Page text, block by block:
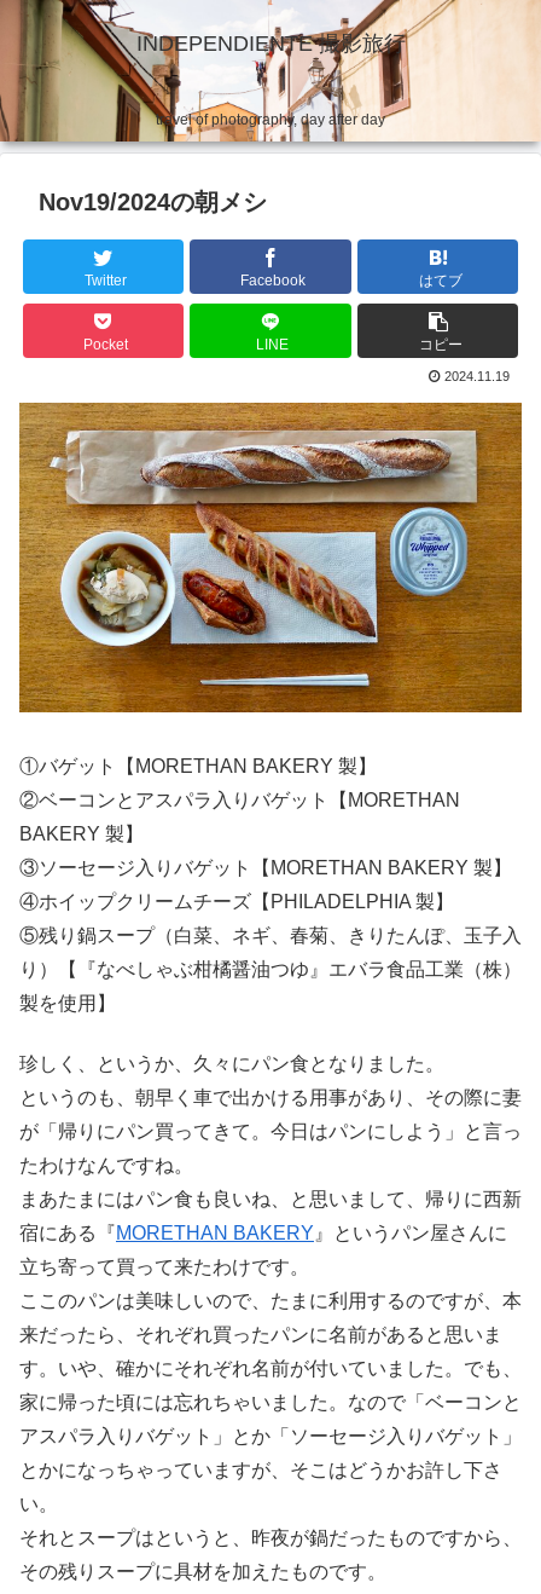
INDEPENDIENTE 撮影旅行
travel of photography, day after day
Nov19/2024の朝メシ
Twitter Facebook はてブ
Pocket LINE コピー
2024.11.19
①バゲット【MORETHAN BAKERY 製】
②ベーコンとアスパラ入りバゲット【MORETHAN
BAKERY 製】
③ソーセージ入りバゲット【MORETHAN BAKERY 製】
④ホイップクリームチーズ【PHILADELPHIA 製】
⑤残り鍋スープ（白菜、ネギ、春菊、きりたんぽ、玉子入
り）【『なべしゃぶ柑橘醤油つゆ』エバラ食品工業（株）
製を使用】
珍しく、というか、久々にパン食となりました。
というのも、朝早く車で出かける用事があり、その際に妻
が「帰りにパン買ってきて。今日はパンにしよう」と言っ
たわけなんですね。
まあたまにはパン食も良いね、と思いまして、帰りに西新
宿にある『MORETHAN BAKERY 』というパン屋さんに
立ち寄って買って来たわけです。
ここのパンは美味しいので、たまに利用するのですが、本
来だったら、それぞれ買ったパンに名前があると思いま
す。いや、確かにそれぞれ名前が付いていました。でも、
家に帰った頃には忘れちゃいました。なので「ベーコンと
アスパラ入りバゲット」とか「ソーセージ入りバゲット」
とかになっちゃっていますが、そこはどうかお許し下さ
い。
それとスープはというと、昨夜が鍋だったものですから、
その残りスープに具材を加えたものです。